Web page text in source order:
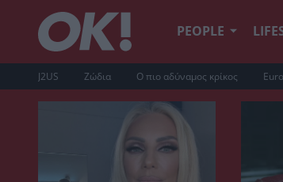
PEOPLE
J2US Ζώδια Ο πιο αδύναμος κρίκος